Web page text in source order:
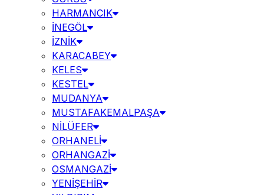
HARMANCIK
İNEGÖL
İZNİK
KARACABEY
KELES
KESTEL
MUDANYA
MUSTAFAKEMALPAŞA
NİLÜFER
ORHANELİ
ORHANGAZİ
OSMANGAZİ
YENİŞEHİR